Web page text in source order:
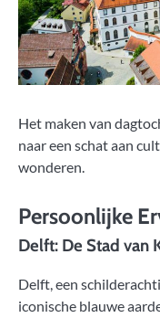
Het maken van
naar een schat aan
wonderen.
Persoonlijke
Delft: De Stad van
Delft, een
iconische blauwe